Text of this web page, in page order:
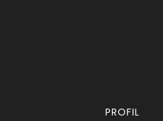
PROFIL